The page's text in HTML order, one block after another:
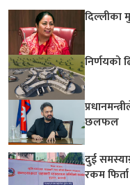
दिल्लीका
निर्णयको
छलफल
दुई
रकम फिर्ता